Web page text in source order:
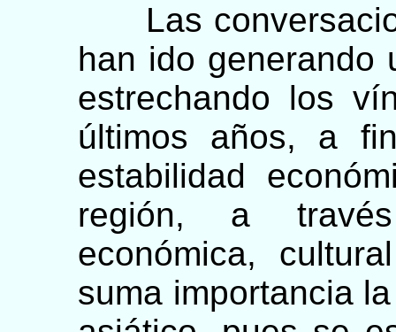
Las
han ido generando
estrechando los
últimos años, a
estabilidad
región, a
económica,
suma importancia